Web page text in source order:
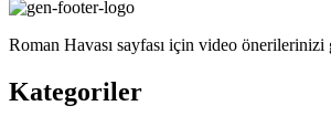
Roman Havası sayfası için video
Kategoriler